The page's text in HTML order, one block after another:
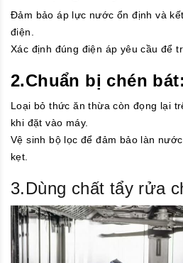
Đảm bảo áp lực nước ổn định và
điện.
Xác định đúng điện áp yêu cầu để
2.Chuẩn bị chén bát:
Loại bỏ thức ăn thừa còn đọng lại
khi đặt vào máy.
Vệ sinh bộ lọc để đảm bảo làn
kẹt.
3.Dùng chất tẩy rửa